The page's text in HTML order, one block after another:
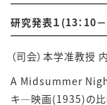
研究発表１(13：10
（司会）本学准教授
A Midsummer
キ―映画(1935)の比